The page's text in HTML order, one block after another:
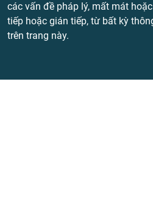
các vấn đề pháp lý, mất mát
tiếp hoặc gián tiếp, từ bất kỳ
trên trang này.